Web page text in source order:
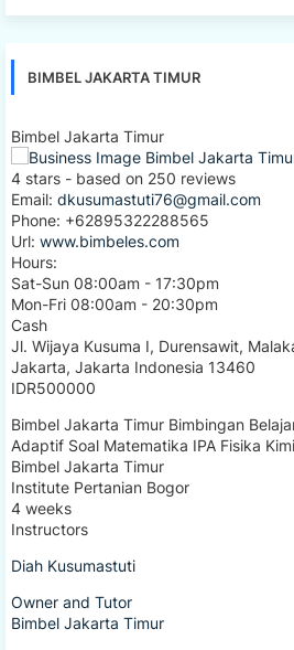
BIMBEL JAKARTA TIMUR
Bimbel Jakarta Timur
4 stars - based on 250 reviews
Email: dkusumastuti76@gmail.com
Phone: +62895322288565
Url: www.bimbeles.com
Hours:
Sat-Sun 08:00am - 17:30pm
Mon-Fri 08:00am - 20:30pm
Cash
Jl. Wijaya Kusuma I, Durensawit,
Jakarta, Jakarta Indonesia 13460
IDR500000
Bimbel Jakarta Timur Bimbingan
Adaptif Soal Matematika IPA Fisika
Bimbel Jakarta Timur
Institute Pertanian Bogor
4 weeks
Instructors
Diah Kusumastuti
Owner and Tutor
Bimbel Jakarta Timur